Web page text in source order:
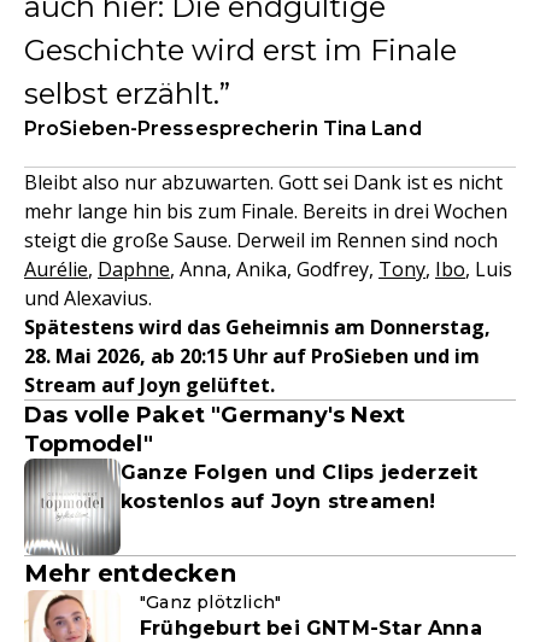
Geschichte wird erst im Finale
selbst erzählt.
ProSieben-Pressesprecherin Tina Land
Bleibt also nur abzuwarten. Gott sei Dank ist es nicht
mehr lange hin bis zum Finale. Bereits in drei Wochen
steigt die große Sause. Derweil im Rennen sind noch
Aurélie, Daphne, Anna, Anika, Godfrey, Tony, Ibo, Luis
und Alexavius.
Spätestens wird das Geheimnis am Donnerstag,
28. Mai 2026, ab 20:15 Uhr auf ProSieben und im
Stream auf Joyn gelüftet.
Das volle Paket "Germany's Next
Topmodel"
Ganze Folgen und Clips jederzeit
kostenlos auf Joyn streamen!
Mehr entdecken
"Ganz plötzlich"
Frühgeburt bei GNTM-Star Anna